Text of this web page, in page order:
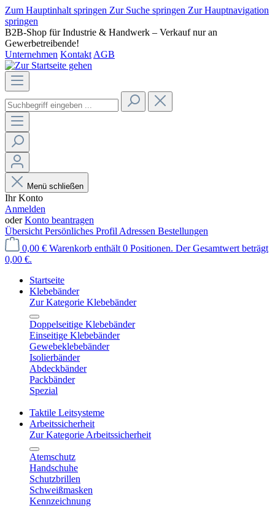
Zum Hauptinhalt springen Zur Suche springen Zur Hauptnavigation
springen
B2B-Shop für Industrie & Handwerk – Verkauf nur an
Gewerbetreibende!
Unternehmen Kontakt AGB
Menü schließen
Ihr Konto
Anmelden
oderKonto beantragen
Übersicht Persönliches Profil Adressen Bestellungen
0,00 € Warenkorb enthält 0 Positionen. Der Gesamtwert beträgt
0,00 €.
Startseite
Klebebänder
Zur Kategorie Klebebänder
Doppelseitige Klebebänder
Einseitige Klebebänder
Gewebeklebebänder
Isolierbänder
Abdeckbänder
Packbänder
Spezial
Taktile Leitsysteme
Arbeitssicherheit
Zur Kategorie Arbeitssicherheit
Atemschutz
Handschuhe
Schutzbrillen
Schweißmasken
Kennzeichnung